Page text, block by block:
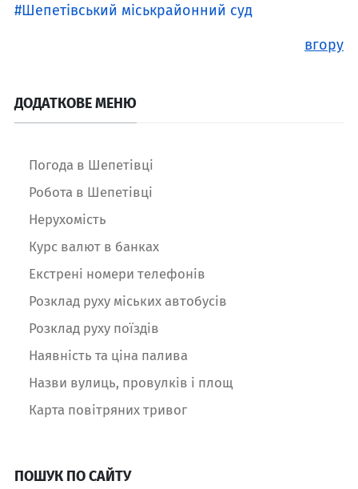
Шепетівський міськрайонний суд
вгору
ДОДАТКОВЕ МЕНЮ
Погода в Шепетівці
Робота в Шепетівці
Нерухомість
Курс валют в банках
Екстрені номери телефонів
Розклад руху міських автобусів
Розклад руху поїздів
Наявність та ціна палива
Назви вулиць, провулків і площ
Карта повітряних тривог
ПОШУК ПО САЙТУ